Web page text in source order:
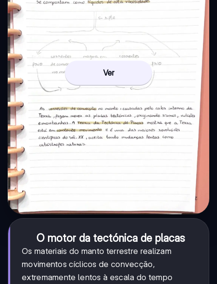
Ver
O motor da tectónica de placas
Os materiais do manto terrestre realizam
movimentos cíclicos de convecção,
extremamente lentos à escala do tempo